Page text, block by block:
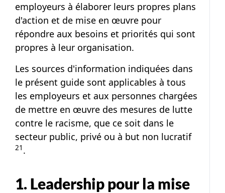
employeurs à élaborer leurs propres plans
d'action et de mise en œuvre pour
répondre aux besoins et priorités qui sont
propres à leur organisation.
Les sources d'information indiquées dans
le présent guide sont applicables à tous
les employeurs et aux personnes chargées
de mettre en œuvre des mesures de lutte
contre le racisme, que ce soit dans le
secteur public, privé ou à but non lucratifNote de
21 .
1. Leadership pour la mise